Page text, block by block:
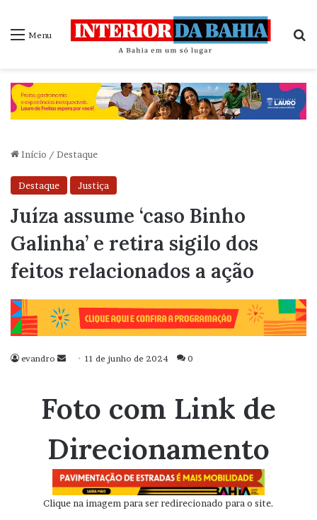
Menu
Início / Destaque
Destaque Justiça
Juíza assume ‘caso Binho
Galinha’ e retira sigilo dos
feitos relacionados a ação
evandro
Mande
mail
11 de junho de 2024 0
Foto com Link de
Direcionamento
Clique na imagem para ser redirecionado para o site.